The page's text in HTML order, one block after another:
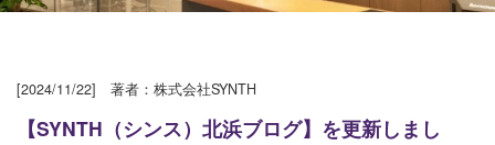
[2024/11/22] 著者：株式会社SYNTH
【SYNTH（シンス）北浜ブログ】を更新しまし